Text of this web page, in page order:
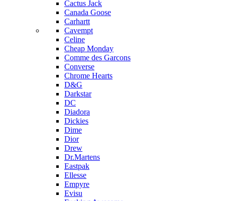
Cactus Jack
Canada Goose
Carhartt
Cavempt
Celine
Cheap Monday
Comme des Garcons
Converse
Chrome Hearts
D&G
Darkstar
DC
Diadora
Dickies
Dime
Dior
Drew
Dr.Martens
Eastpak
Ellesse
Empyre
Evisu